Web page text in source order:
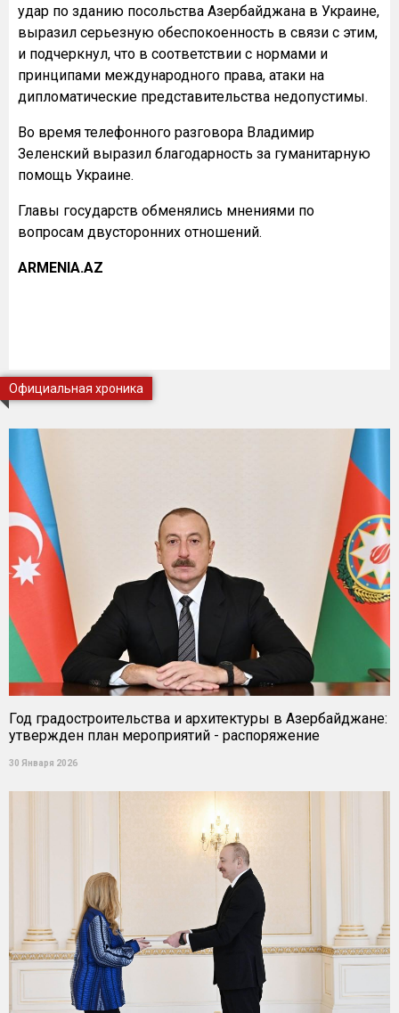
удар по зданию посольства Азербайджана в Украине,
выразил серьезную обеспокоенность в связи с этим,
и подчеркнул, что в соответствии с нормами и
принципами международного права, атаки на
дипломатические представительства недопустимы.
Во время телефонного разговора Владимир
Зеленский выразил благодарность за гуманитарную
помощь Украине.
Главы государств обменялись мнениями по
вопросам двусторонних отношений.
ARMENIA.AZ
Официальная хроника
Год градостроительства и архитектуры в Азербайджане:
утвержден план мероприятий - распоряжение
30 Января 2026